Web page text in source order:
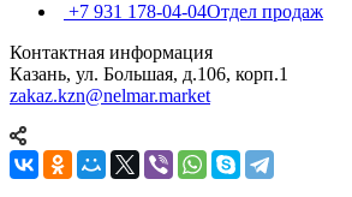
+7 931 178-04-04Отдел продаж
Контактная информация
Казань, ул. Большая, д.106, корп.1
zakaz.kzn@nelmar.market